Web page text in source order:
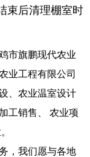
束后清理棚室时
市旗鹏现代农业
业工程有限公司
、农业温室设计
工销售、 农业项
，我们愿与各地